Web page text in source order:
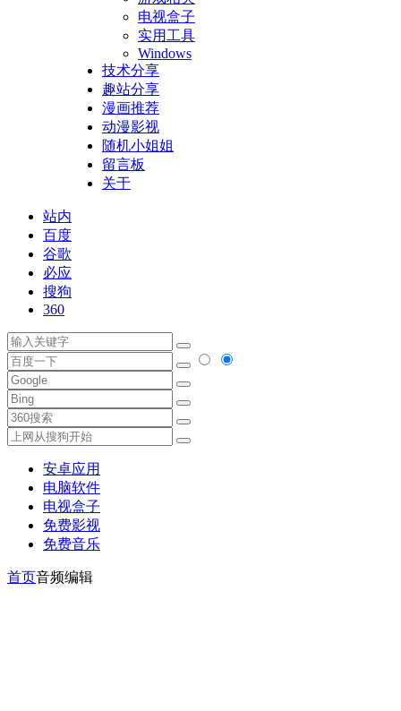
电视盒子
实用工具
Windows
技术分享
趣站分享
漫画推荐
动漫影视
随机小姐姐
留言板
关于
站内
百度
谷歌
必应
搜狗
360
安卓应用
电脑软件
电视盒子
免费影视
免费音乐
首页音频编辑